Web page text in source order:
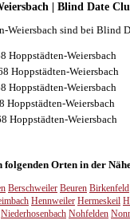
| Blind Date
Weiersbach sind bei Blind
Hoppstädten-Weiersbach
Hoppstädten-Weiersbach
Hoppstädten-Weiersbach
Hoppstädten-Weiersbach
Hoppstädten-Weiersbach
folgenden Orten in der
Berschweiler Beuren Birkenfeld
Hennweiler Hermeskeil
Niederhosenbach Nohfelden